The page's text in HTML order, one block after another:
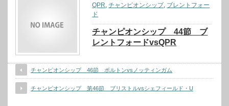
QPR ,チャンピオンシップ, ブレントフォー
ド
チャンピオンシップ 44節 ブ
レントフォードvsQPR
チャンピオンシップ 46節 ボルトンvsノッティンガム
チャンピオンシップ 第46節 ブリストルvsシェフィールド・U